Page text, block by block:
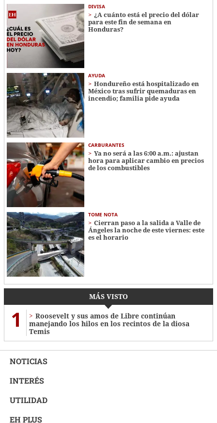
DIVISA
¿A cuánto está el precio del dólar
para este fin de semana en
Honduras?
AYUDA
Hondureño está hospitalizado en
México tras sufrir quemaduras en
incendio; familia pide ayuda
CARBURANTES
Ya no será a las 6:00 a.m.: ajustan
hora para aplicar cambio en precios
de los combustibles
TOME NOTA
Cierran paso a la salida a Valle de
Ángeles la noche de este viernes: este
es el horario
MÁS VISTO
1
Roosevelt y sus amos de Libre continúan
manejando los hilos en los recintos de la diosa
Temis
NOTICIAS
INTERÉS
UTILIDAD
EH PLUS